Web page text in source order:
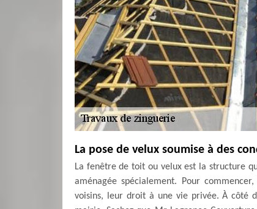
La pose de velux soumise à des
La fenêtre de toit ou velux est la structure
aménagée spécialement. Pour
voisins, leur droit à une vie privée. À côté